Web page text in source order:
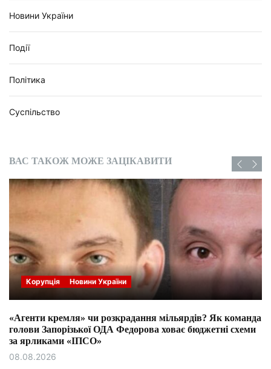
Новини України
Події
Політика
Суспільство
ВАС ТАКОЖ МОЖЕ ЗАЦІКАВИТИ
Корупція Новини України
«Агенти кремля» чи розкрадання мільярдів? Як команда
голови Запорізької ОДА Федорова ховає бюджетні схеми
за ярликами «ІПСО»
08.08.2026